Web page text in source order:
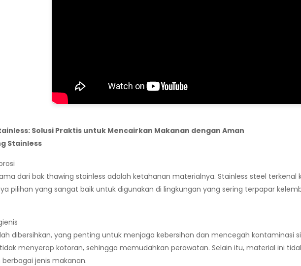
Solusi Praktis untuk Mencairkan Makanan dengan Aman
Stainless
dari bak thawing stainless adalah ketahanan materialnya. Stainless steel
pilihan yang sangat baik untuk digunakan di lingkungan yang sering terpapar
dibersihkan, yang penting untuk menjaga kebersihan dan mencegah kontaminasi
menyerap kotoran, sehingga memudahkan perawatan. Selain itu, material ini
jenis makanan.